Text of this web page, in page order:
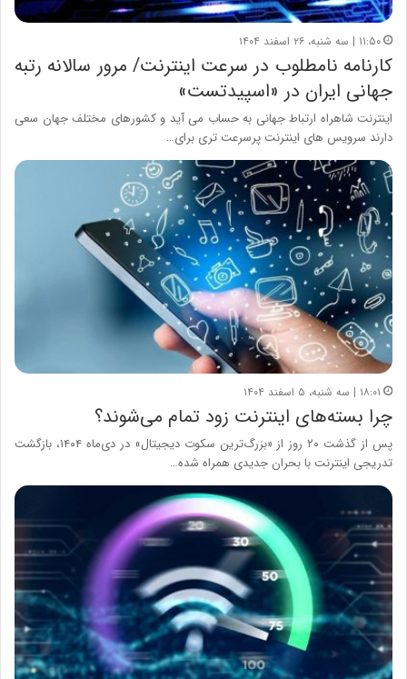
۱۱:۵۰ | سه شنبه، ۲۶ اسفند ۱۴۰۴
کارنامه نامطلوب در سرعت اینترنت/ مرور سالانه رتبه
جهانی ایران در «اسپیدتست»
اینترنت شاهراه ارتباط جهانی به حساب می آید و کشورهای مختلف جهان سعی
دارند سرویس های اینترنت پرسرعت تری برای…
۱۸:۰۱ | سه شنبه، ۵ اسفند ۱۴۰۴
چرا بسته‌های اینترنت زود تمام می‌شوند؟
پس از گذشت ۲۰ روز از «بزرگ‌ترین سکوت دیجیتال» در دی‌ماه ۱۴۰۴، بازگشت
تدریجی اینترنت با بحران جدیدی همراه شده…